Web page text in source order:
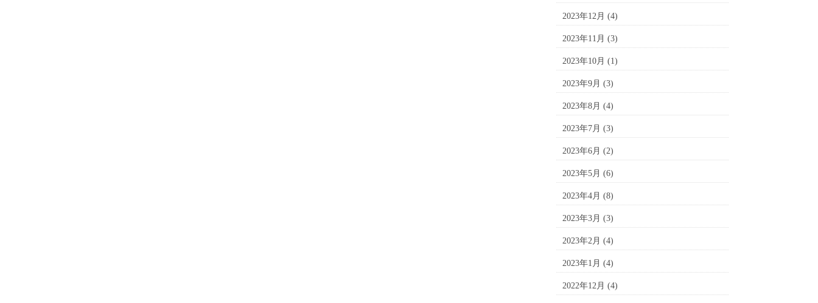
2023年12月 (4)
2023年11月 (3)
2023年10月 (1)
2023年9月 (3)
2023年8月 (4)
2023年7月 (3)
2023年6月 (2)
2023年5月 (6)
2023年4月 (8)
2023年3月 (3)
2023年2月 (4)
2023年1月 (4)
2022年12月 (4)